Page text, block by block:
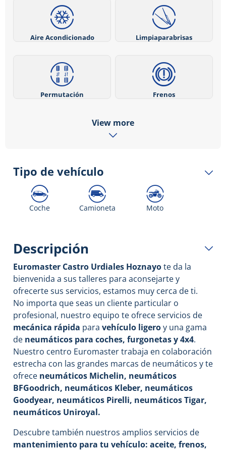
Aire Acondicionado Limpiaparabrisas
Permutación Frenos
View more
Tipo de vehículo
Coche Camioneta Moto
Descripción
Euromaster Castro Urdiales Hoznayote da la
bienvenida a sus talleres para aconsejarte y
ofrecerte sus servicios, estamos muy cerca de ti.
No importa que seas un cliente particular o
profesional, nuestro equipo te ofrece servicios de
mecánica rápida para vehículo ligeroy una gama
de neumáticos para coches, furgonetas y 4x4.
Nuestro centro Euromaster trabaja en colaboración
estrecha con las grandes marcas de neumáticos y te
ofrece neumáticos Michelin, neumáticos
BFGoodrich, neumáticos Kleber, neumáticos
Goodyear, neumáticos Pirelli, neumáticos Tigar,
neumáticos Uniroyal.
Descubre también nuestros amplios servicios de
mantenimiento para tu vehículo: aceite, frenos,